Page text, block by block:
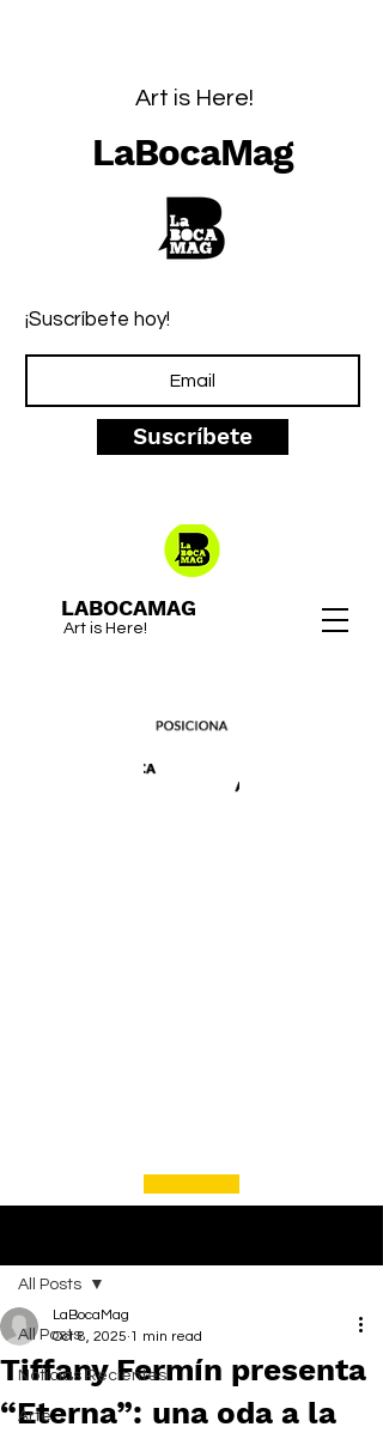
LABOCAMAG
Art is Here!
¡Suscríbete hoy!
Suscríbete
LaBocaMag
Art is Here!
All Posts
Noticias Recientes
Arte
All Posts
Tiffany Fermín presenta
“Eterna”: una oda a la
LaBocaMag
Oct 8, 2025 1 min read